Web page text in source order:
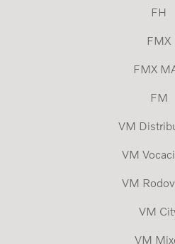
FH
FMX
FMX
FM
VM
VM
VM
VM
VM